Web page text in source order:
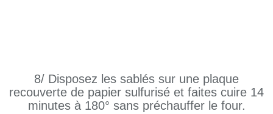
8/ Disposez les sablés sur une plaque
recouverte de papier sulfurisé et faites cuire 14
minutes à 180° sans préchauffer le four.